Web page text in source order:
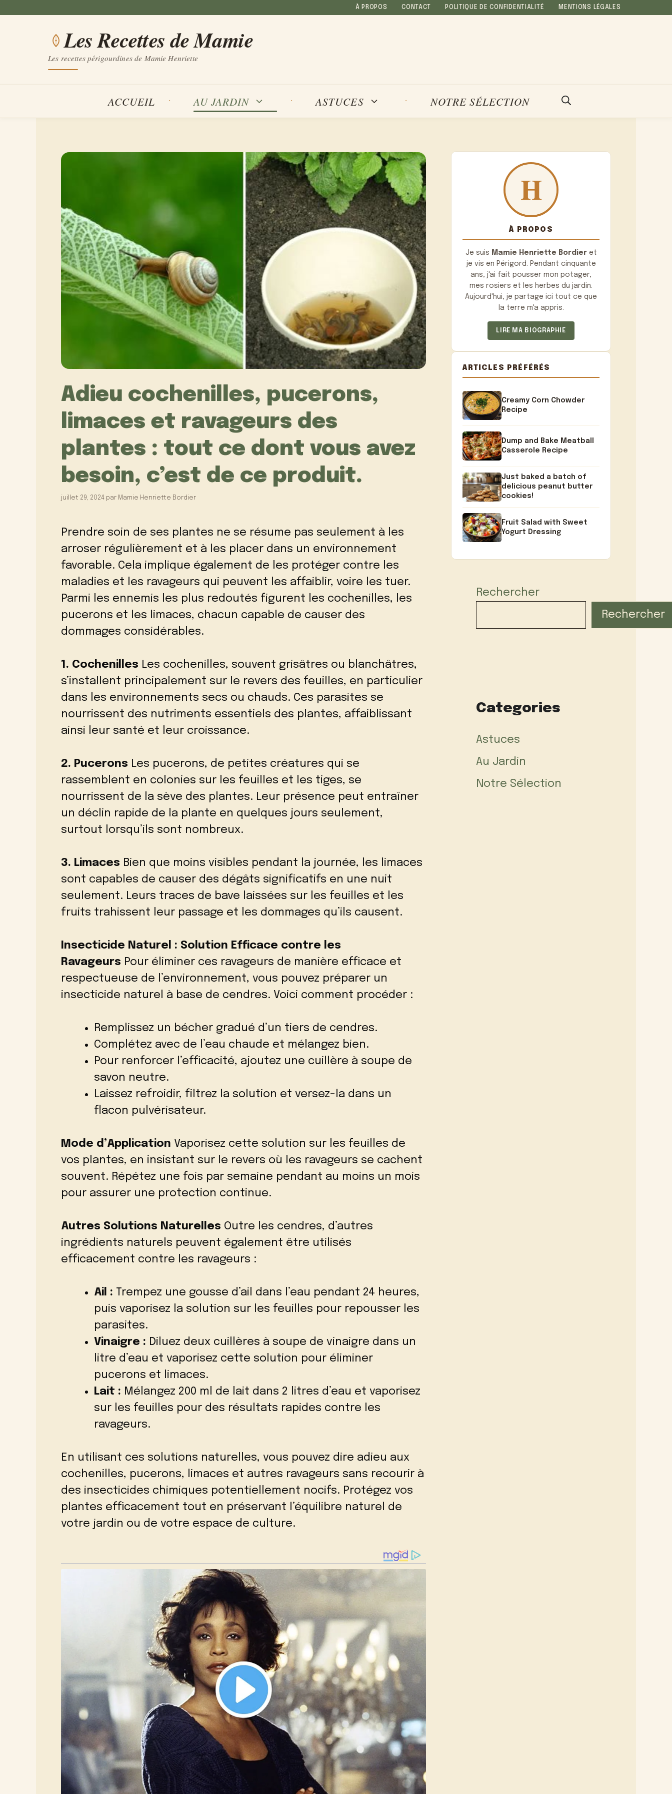
À PROPOS CONTACT POLITIQUE DE CONFIDENTIALITÉ MENTIONS LÉGALES
Les Recettes de Mamie
Les recettes périgourdines de Mamie Henriette
ACCUEIL AU JARDIN ASTUCES NOTRE SÉLECTION
Adieu cochenilles, pucerons,
limaces et ravageurs des
plantes : tout ce dont vous avez
besoin, c’est de ce produit.
juillet 29, 2024 par Mamie Henriette Bordier
Prendre soin de ses plantes ne se résume pas seulement à les
arroser régulièrement et à les placer dans un environnement
favorable. Cela implique également de les protéger contre les
maladies et les ravageurs qui peuvent les affaiblir, voire les tuer.
Parmi les ennemis les plus redoutés figurent les cochenilles, les
pucerons et les limaces, chacun capable de causer des
dommages considérables.
1. Cochenilles Les cochenilles, souvent grisâtres ou blanchâtres,
s’installent principalement sur le revers des feuilles, en particulier
dans les environnements secs ou chauds. Ces parasites se
nourrissent des nutriments essentiels des plantes, affaiblissant
ainsi leur santé et leur croissance.
2. Pucerons Les pucerons, de petites créatures qui se
rassemblent en colonies sur les feuilles et les tiges, se
nourrissent de la sève des plantes. Leur présence peut entraîner
un déclin rapide de la plante en quelques jours seulement,
surtout lorsqu’ils sont nombreux.
3. Limaces Bien que moins visibles pendant la journée, les limaces
sont capables de causer des dégâts significatifs en une nuit
seulement. Leurs traces de bave laissées sur les feuilles et les
fruits trahissent leur passage et les dommages qu’ils causent.
Insecticide Naturel : Solution Efficace contre les
Ravageurs Pour éliminer ces ravageurs de manière efficace et
respectueuse de l’environnement, vous pouvez préparer un
insecticide naturel à base de cendres. Voici comment procéder :
Remplissez un bécher gradué d’un tiers de cendres.
Complétez avec de l’eau chaude et mélangez bien.
Pour renforcer l’efficacité, ajoutez une cuillère à soupe de
savon neutre.
Laissez refroidir, filtrez la solution et versez-la dans un
flacon pulvérisateur.
Mode d’Application Vaporisez cette solution sur les feuilles de
vos plantes, en insistant sur le revers où les ravageurs se cachent
souvent. Répétez une fois par semaine pendant au moins un mois
pour assurer une protection continue.
Autres Solutions Naturelles Outre les cendres, d’autres
ingrédients naturels peuvent également être utilisés
efficacement contre les ravageurs :
Ail : Trempez une gousse d’ail dans l’eau pendant 24 heures,
puis vaporisez la solution sur les feuilles pour repousser les
parasites.
Vinaigre : Diluez deux cuillères à soupe de vinaigre dans un
litre d’eau et vaporisez cette solution pour éliminer
pucerons et limaces.
Lait : Mélangez 200 ml de lait dans 2 litres d’eau et vaporisez
sur les feuilles pour des résultats rapides contre les
ravageurs.
En utilisant ces solutions naturelles, vous pouvez dire adieu aux
cochenilles, pucerons, limaces et autres ravageurs sans recourir à
des insecticides chimiques potentiellement nocifs. Protégez vos
plantes efficacement tout en préservant l’équilibre naturel de
votre jardin ou de votre espace de culture.
À PROPOS
Je suis Mamie Henriette Bordieret
je vis en Périgord. Pendant cinquante
ans, j'ai fait pousser mon potager,
mes rosiers et les herbes du jardin.
Aujourd'hui, je partage ici tout ce que
la terre m'a appris.
LIRE MA BIOGRAPHIE
ARTICLES PRÉFÉRÉS
Creamy Corn Chowder
Recipe
Dump and Bake Meatball
Casserole Recipe
Just baked a batch of
delicious peanut butter
cookies!
Fruit Salad with Sweet
Yogurt Dressing
Rechercher
Rechercher
Categories
Astuces
Au Jardin
Notre Sélection